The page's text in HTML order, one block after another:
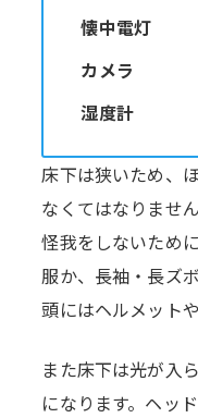
懐中電灯
カメラ
湿度計
床下は狭いため、
なくてはなりませ
怪我をしないため
服か、長袖・長ズ
頭にはヘルメット
また床下は光が入
になります。ヘッ